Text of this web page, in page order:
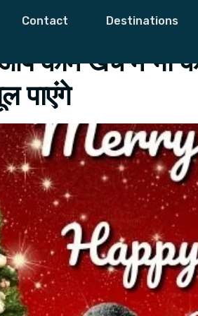
Contact Destinations
Year 2019
काम खर्च में भी
पाएंगे